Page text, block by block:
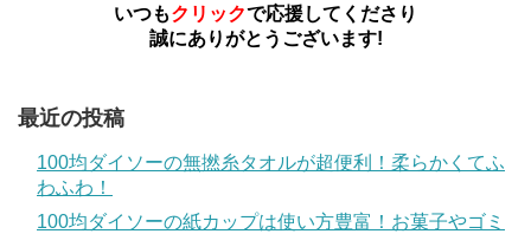
いつもクリックで応援してくださり
誠にありがとうございます!
最近の投稿
100均ダイソーの無撚糸タオルが超便利！柔らかくてふ
わふわ！
100均ダイソーの紙カップは使い方豊富！お菓子やゴミ